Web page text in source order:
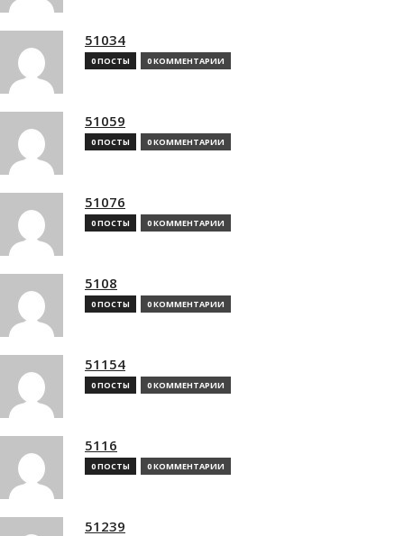
51034
0 ПОСТЫ 0 КОММЕНТАРИИ
51059
0 ПОСТЫ 0 КОММЕНТАРИИ
51076
0 ПОСТЫ 0 КОММЕНТАРИИ
5108
0 ПОСТЫ 0 КОММЕНТАРИИ
51154
0 ПОСТЫ 0 КОММЕНТАРИИ
5116
0 ПОСТЫ 0 КОММЕНТАРИИ
51239